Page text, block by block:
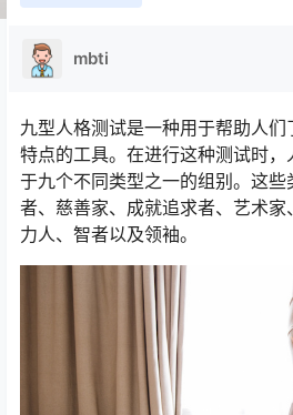
mbti
九型人格测试是一种用于帮助人
特点的工具。在进行这种测试时
于九个不同类型之一的组别。这些
者、慈善家、成就追求者、艺术
力人、智者以及领袖。